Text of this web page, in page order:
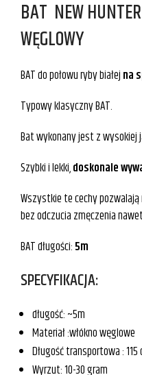
BAT NEW
WĘGLOWY
BAT do połowu ryby białejna
Typowy klasyczny BAT.
Bat wykonany jest z wysokiej
Szybki i lekki,doskonale
Wszystkie te cechy
bez odczucia zmęczenia
BAT długości:5m
SPECYFIKACJA:
długość: ~5m
Materiał :włókno węglowe
Długość transportowa : 115
Wyrzut: 10-30 gram